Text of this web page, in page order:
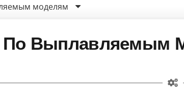
моделям
Выплавляемым